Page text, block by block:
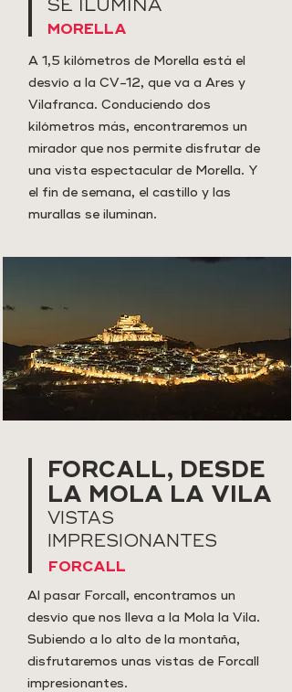
SE ILUMINA
MORELLA
A 1,5 kilómetros de Morella está el
desvío a la CV-12, que va a Ares y
Vilafranca. Conduciendo dos
kilómetros más, encontraremos un
mirador que nos permite disfrutar de
una vista espectacular de Morella. Y
el fin de semana, el castillo y las
murallas se iluminan.
FORCALL, DESDE
LA MOLA LA VILA
VISTAS
IMPRESIONANTES
FORCALL
Al pasar Forcall, encontramos un
desvío que nos lleva a la Mola la Vila.
Subiendo a lo alto de la montaña,
disfrutaremos unas vistas de Forcall
impresionantes.